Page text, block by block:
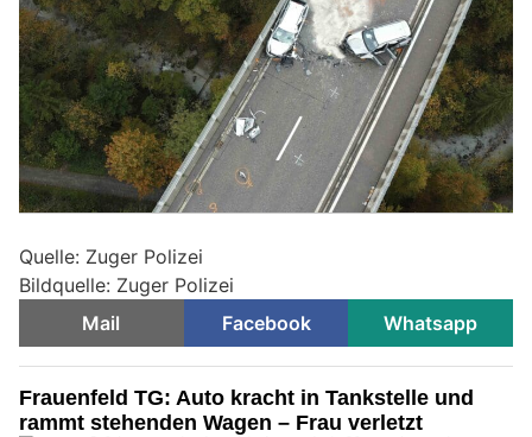
Quelle: Zuger Polizei
Bildquelle: Zuger Polizei
Mail
Facebook Whatsapp
Frauenfeld TG: Auto kracht in Tankstelle und
rammt stehenden Wagen – Frau verletzt